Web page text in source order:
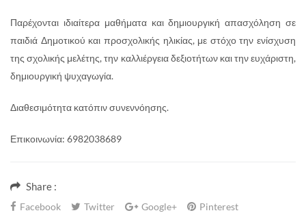
Παρέχονται ιδιαίτερα μαθήματα και δημιουργική απασχόληση σε
παιδιά Δημοτικού και προσχολικής ηλικίας, με στόχο την ενίσχυση
της σχολικής μελέτης, την καλλιέργεια δεξιοτήτων και την ευχάριστη,
δημιουργική ψυχαγωγία.
Διαθεσιμότητα κατόπιν συνεννόησης.
Επικοινωνία: 6982038689
Share :
Facebook Twitter Google+
Pinterest